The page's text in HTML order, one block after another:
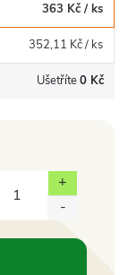
363 Kč / ks
352,11 Kč/ ks
Ušetříte0 Kč